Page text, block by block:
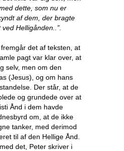
dette, som nu er
af dem, der bragte
Helligånden..”.
det af teksten, at
pagt var klar over, at
selv, men om den
(Jesus), og om hans
Der står, at de
og grundede over at
Ånd i dem havde
om, at de ikke
tanker, med derimod
til af den Hellige Ånd.
det, Peter skriver i